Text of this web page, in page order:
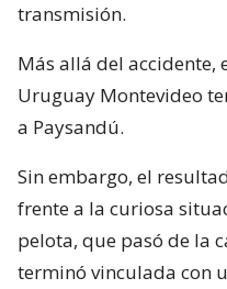
transmisión.
Más allá del accidente,
Uruguay Montevideo
a Paysandú.
Sin embargo, el
frente a la curiosa
pelota, que pasó de la
terminó vinculada con